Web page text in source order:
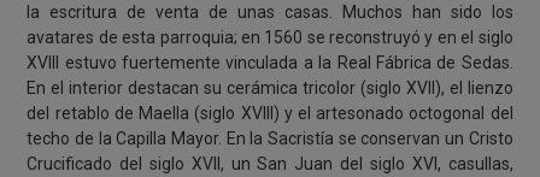
la escritura de venta de unas casas. Muchos han sido los
avatares de esta parroquia; en 1560 se reconstruyó y en el siglo
XVIII estuvo fuertemente vinculada a la Real Fábrica de Sedas.
En el interior destacan su cerámica tricolor (siglo XVII), el lienzo
del retablo de Maella (siglo XVIII) y el artesonado octogonal del
techo de la Capilla Mayor. En la Sacristía se conservan un Cristo
Crucificado del siglo XVII, un San Juan del siglo XVI, casullas,